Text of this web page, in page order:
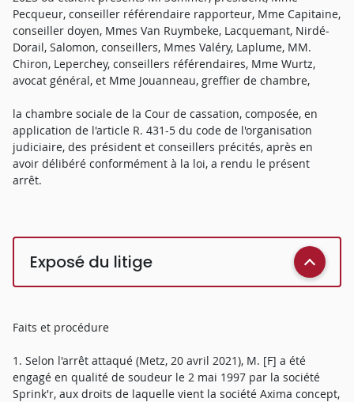
Pecqueur, conseiller référendaire rapporteur, Mme Capitaine,
conseiller doyen, Mmes Van Ruymbeke, Lacquemant, Nirdé-
Dorail, Salomon, conseillers, Mmes Valéry, Laplume, MM.
Chiron, Leperchey, conseillers référendaires, Mme Wurtz,
avocat général, et Mme Jouanneau, greffier de chambre,
la chambre sociale de la Cour de cassation, composée, en
application de l'article R. 431-5 du code de l'organisation
judiciaire, des président et conseillers précités, après en
avoir délibéré conformément à la loi, a rendu le présent
arrêt.
Exposé du litige
Faits et procédure
1. Selon l'arrêt attaqué (Metz, 20 avril 2021), M. [F] a été
engagé en qualité de soudeur le 2 mai 1997 par la société
Sprink'r, aux droits de laquelle vient la société Axima concept,